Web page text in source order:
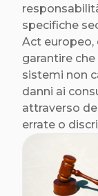
specifiche
Act europeo,
garantire che
sistemi non
danni ai
attraverso
errate o